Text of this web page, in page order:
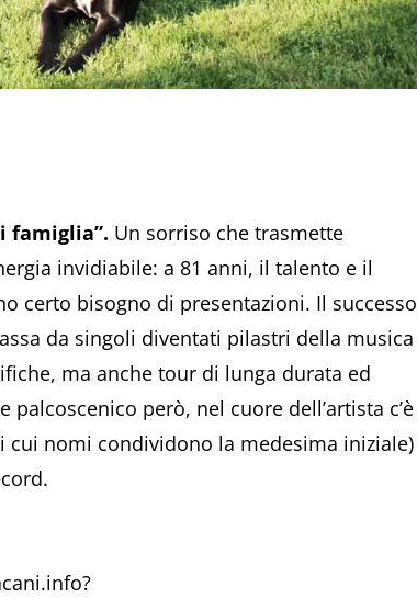
famiglia”. Un sorriso che trasmette
invidiabile: a 81 anni, il talento e il
certo bisogno di presentazioni. Il successo
da singoli diventati pilastri della musica
ma anche tour di lunga durata ed
però, nel cuore dell’artista c’è
cui nomi condividono la medesima iniziale)